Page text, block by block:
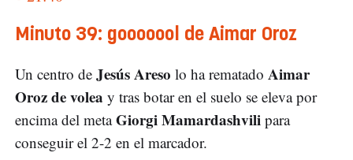
Minuto 39: gooooool de Aimar Oroz
Un centro de Jesús Areso lo ha rematado Aimar
Oroz de volea y tras botar en el suelo se eleva por
encima del metaGiorgi Mamardashvili para
conseguir el 2-2 en el marcador.